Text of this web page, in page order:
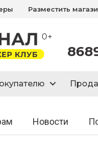
Разместить
0+
Новости